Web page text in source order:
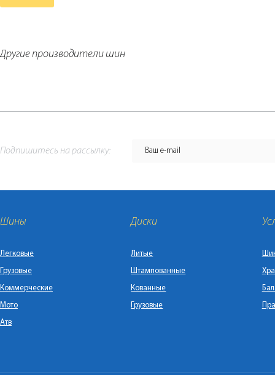
Другие производители шин
Подпишитесь на рассылку:
Шины
Легковые
Грузовые
Коммерческие
Мото
Атв
Диски
Литые
Штампованные
Кованные
Грузовые